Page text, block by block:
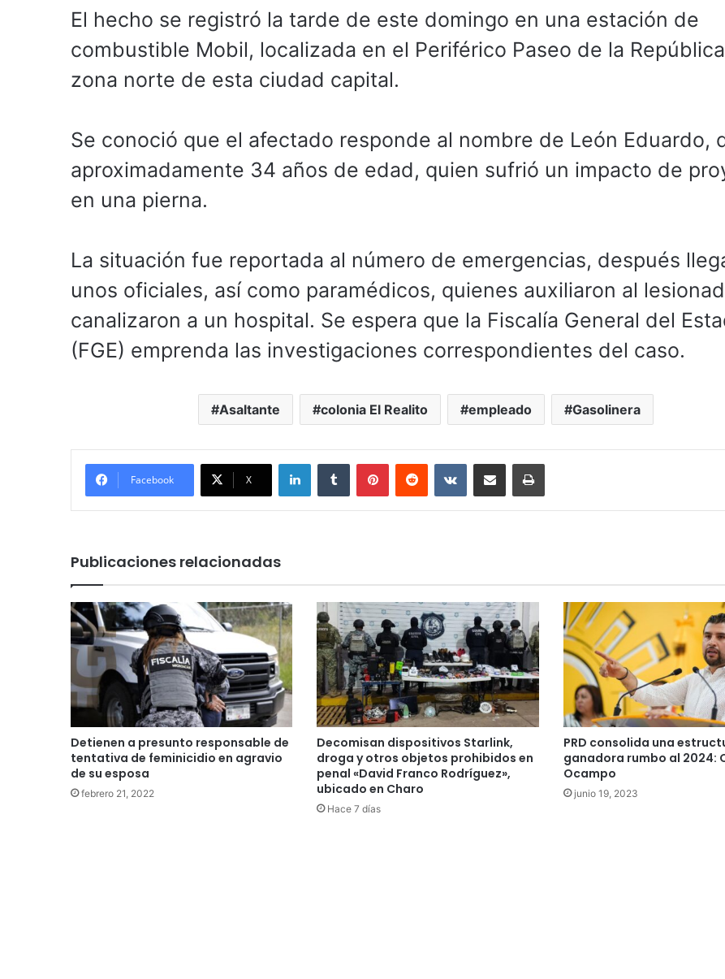
El hecho se registró la tarde de este domingo en una estación de
combustible Mobil, localizada en el Periférico Paseo de la
zona norte de esta ciudad capital.
Se conoció que el afectado responde al nombre de León Eduardo,
aproximadamente 34 años de edad, quien sufrió un impacto de
en una pierna.
La situación fue reportada al número de emergencias, después
unos oficiales, así como paramédicos, quienes auxiliaron al
canalizaron a un hospital. Se espera que la Fiscalía General del
(FGE) emprenda las investigaciones correspondientes del caso.
Asaltante colonia El Realito empleado Gasolinera
Facebook X
LinkedInTumblr PinterestReddit VKontakteCompartir por correo electrónicoImprimir
Publicaciones relacionadas
Detienen a presunto responsable de
tentativa de feminicidio en agravio
de su esposa
febrero 21, 2022
Decomisan dispositivos Starlink,
droga y otros objetos prohibidos en
penal «David Franco Rodríguez»,
ubicado en Charo
Hace 7 días
PRD consolida una
ganadora rumbo al 2024:
Ocampo
junio 19, 2023